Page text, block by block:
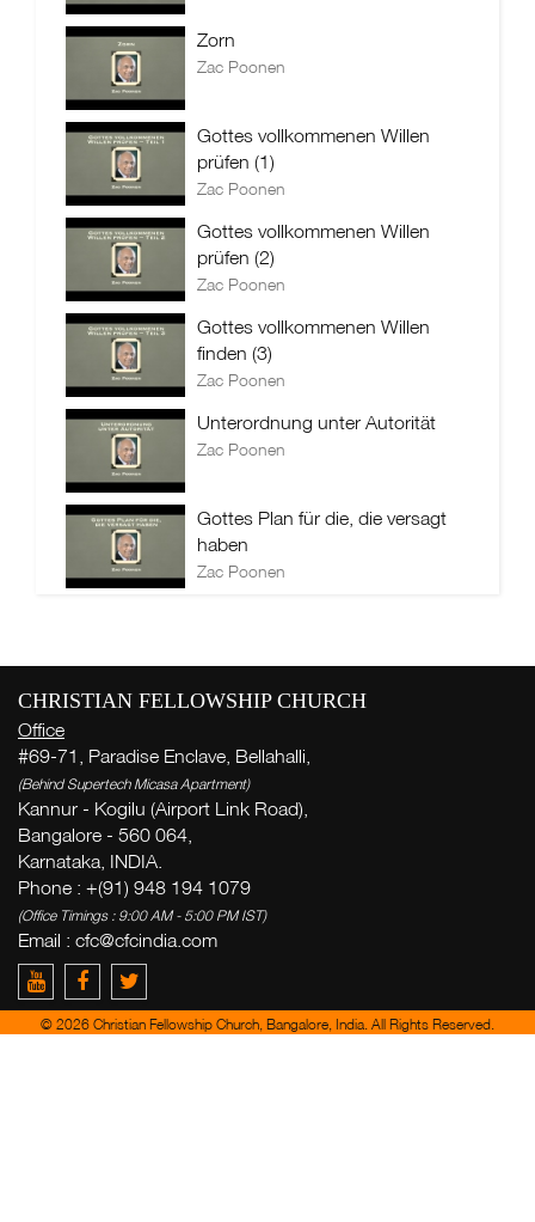
Zorn
Zac Poonen
Gottes vollkommenen Willen
prüfen (1)
Zac Poonen
Gottes vollkommenen Willen
prüfen (2)
Zac Poonen
Gottes vollkommenen Willen
finden (3)
Zac Poonen
Unterordnung unter Autorität
Zac Poonen
Gottes Plan für die, die versagt
haben
Zac Poonen
CHRISTIAN FELLOWSHIP CHURCH
Office
#69-71, Paradise Enclave, Bellahalli,
(Behind Supertech Micasa Apartment)
Kannur - Kogilu (Airport Link Road),
Bangalore - 560 064,
Karnataka, INDIA.
Phone : +(91) 948 194 1079
(Office Timings : 9:00 AM - 5:00 PM IST)
Email : cfc@cfcindia.com
© 2026 Christian Fellowship Church, Bangalore, India. All Rights Reserved.